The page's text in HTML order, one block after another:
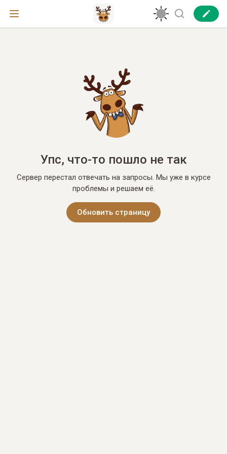
Упс, что-то пошло не так
Сервер перестал отвечать на запросы. Мы уже в курсе
проблемы и решаем её.
Обновить страницу